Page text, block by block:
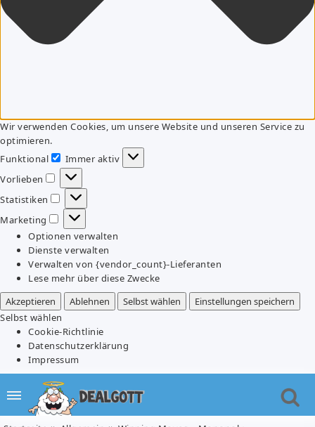
Wir verwenden Cookies, um unsere Website und unseren Service zu
optimieren.
Funktional
Funktional
Immer aktiv
Vorlieben
Vorlieben
Statistiken
Statistiken
Marketing
Marketing
Optionen verwalten
Dienste verwalten
Verwalten von {vendor_count}-Lieferanten
Lese mehr über diese Zwecke
Akzeptieren
Ablehnen Selbst wählen
Einstellungen speichern
Selbst wählen
Cookie-Richtlinie
Datenschutzerklärung
Impressum